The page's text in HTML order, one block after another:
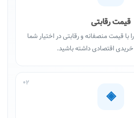
قیمت رقابتی
قیمت منصفانه و رقابتی در اختیار شما
خریدی اقتصادی داشته باشید.
02
◈